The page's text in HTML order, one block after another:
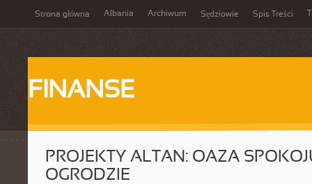
Strona główna Albania Archiwum Sędziowie Spis Treści
FINANSE
PROJEKTY ALTAN: OAZA
OGRODZIE